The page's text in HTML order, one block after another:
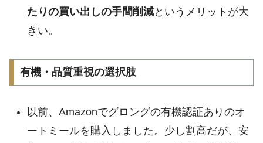
たりの買い出しの手間削減というメリットが大
きい。
有機・品質重視の選択肢
以前、Amazonでグロングの有機認証ありのオ
ートミールを購入しました。少し割高だが、安